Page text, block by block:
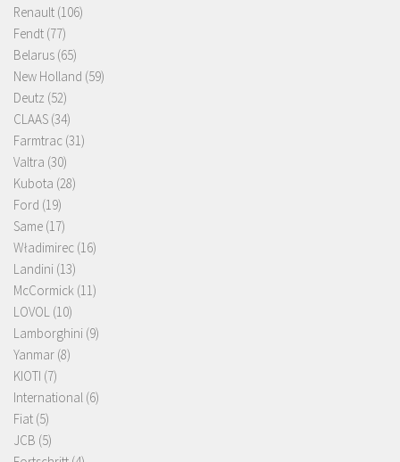
Renault (106)
Fendt (77)
Belarus (65)
New Holland (59)
Deutz (52)
CLAAS (34)
Farmtrac (31)
Valtra (30)
Kubota (28)
Ford (19)
Same (17)
Władimirec (16)
Landini (13)
McCormick (11)
LOVOL (10)
Lamborghini (9)
Yanmar (8)
KIOTI (7)
International (6)
Fiat (5)
JCB (5)